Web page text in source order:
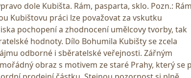
dole Kubišta. Rám, pasparta, sklo. Pozn.: Rám
Kubištovu práci lze považovat za vskutku
pochopení a zhodnocení umělcovy tvorby, tak
hodnoty. Dílo Bohumila Kubišty se zcela
odborné i sběratelské veřejnosti. Zářným
obraz s motivem ze staré Prahy, který se